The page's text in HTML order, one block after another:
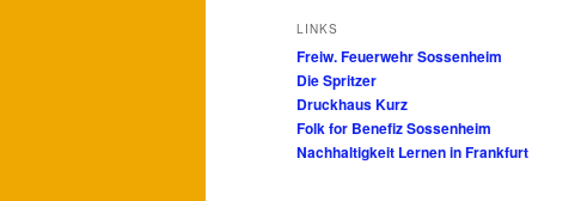
LINKS
Freiw. Feuerwehr Sossenheim
Die Spritzer
Druckhaus Kurz
Folk for Benefiz Sossenheim
Nachhaltigkeit Lernen in Frankfurt